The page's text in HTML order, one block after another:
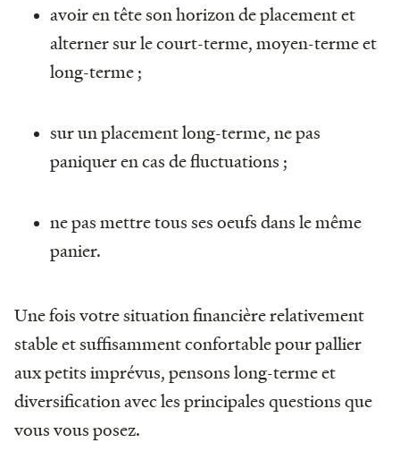
avoir en tête son horizon de placement et
alterner sur le court-terme, moyen-terme et
long-terme ;
sur un placement long-terme, ne pas
paniquer en cas de fluctuations ;
ne pas mettre tous ses oeufs dans le même
panier.
Une fois votre situation financière relativement
stable et suffisamment confortable pour pallier
aux petits imprévus, pensons long-terme et
diversification avec les principales questions que
vous vous posez.